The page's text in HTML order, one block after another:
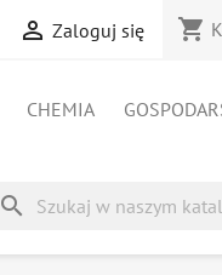
 Zaloguj się shopping_cart
CHEMIA
search